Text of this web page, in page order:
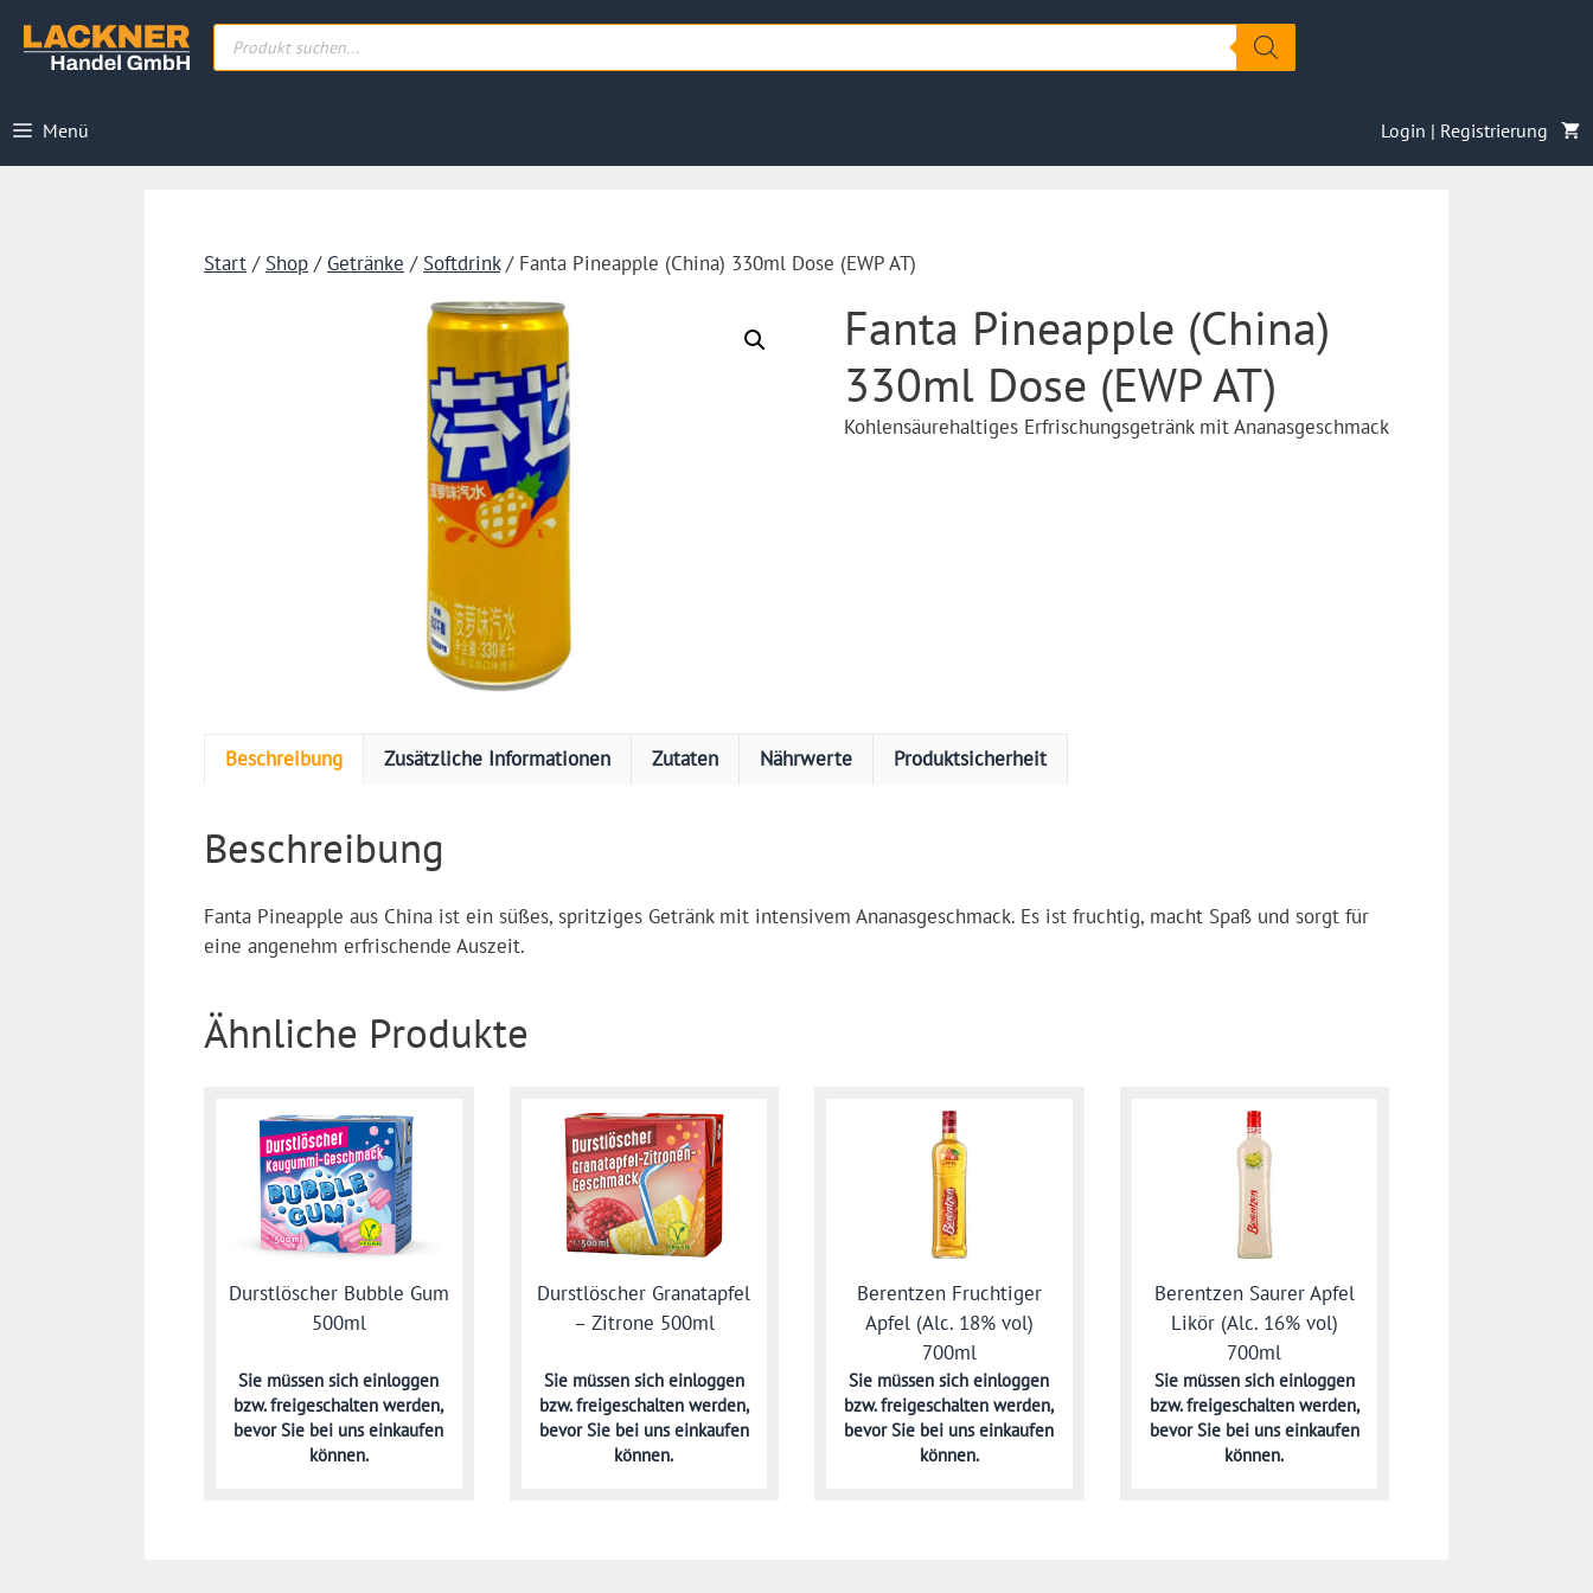
Inhalt
springen
Products
search
Menü Login | Registrierung
Start / Shop / Getränke / Softdrink/ Fanta Pineapple (China) 330ml Dose (EWP AT)
Fanta Pineapple (China)
330ml Dose (EWP AT)
Kohlensäurehaltiges Erfrischungsgetränk mit Ananasgeschmack
Beschreibung Zusätzliche Informationen Zutaten Nährwerte Produktsicherheit
Beschreibung
Fanta Pineapple aus China ist ein süßes, spritziges Getränk mit intensivem Ananasgeschmack. Es ist fruchtig, macht Spaß und sorgt für
eine angenehm erfrischende Auszeit.
Ähnliche Produkte
Durstlöscher Bubble Gum
500ml
Sie müssen sicheinloggen
bzw. freigeschalten werden,
bevor Sie bei uns einkaufen
können.
Durstlöscher Granatapfel
– Zitrone 500ml
Sie müssen sich einloggen
bzw. freigeschalten werden,
bevor Sie bei uns einkaufen
können.
Berentzen Fruchtiger
Apfel (Alc. 18% vol)
700ml
Sie müssen sicheinloggen
bzw. freigeschalten werden,
bevor Sie bei uns einkaufen
können.
Berentzen Saurer Apfel
Likör (Alc. 16% vol)
700ml
Sie müssen sich einloggen
bzw. freigeschalten werden,
bevor Sie bei uns einkaufen
können.